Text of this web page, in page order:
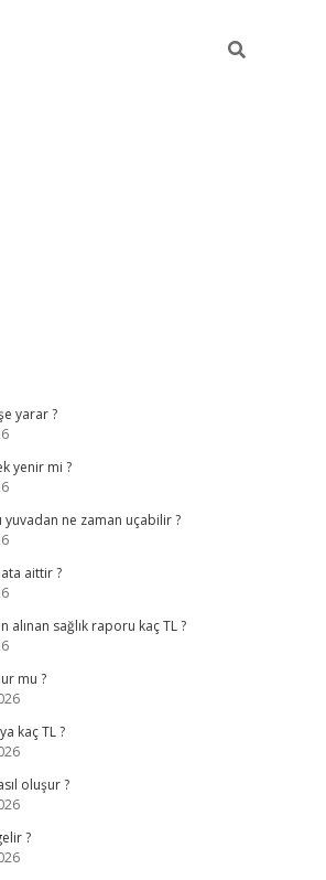
yarar ?
yenir mi ?
yuvadan ne zaman uçabilir ?
aittir ?
alınan sağlık raporu kaç TL ?
mu ?
kaç TL ?
oluşur ?
?